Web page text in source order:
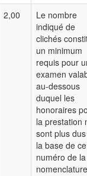
2,00
Le nombre
indiqué de
clichés
un minimum
requis pour
examen
au-dessous
duquel les
honoraires
la prestation
sont plus
la base de ce
numéro de la